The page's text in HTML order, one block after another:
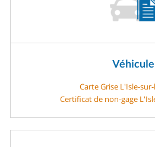
Véhicule
Carte Grise L'Isle-
Certificat de non-gage